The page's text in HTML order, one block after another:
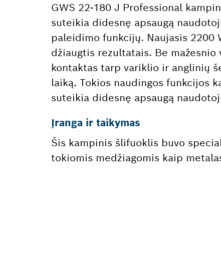
GWS 22-180 J Professional
suteikia didesnę apsaugą
paleidimo funkcijų. Naujasis
džiaugtis rezultatais. Be
kontaktas tarp variklio ir anglinių
laiką. Tokios naudingos funkcijos
suteikia didesnę apsaugą
Įranga ir taikymas
Šis kampinis šlifuoklis buvo
tokiomis medžiagomis kaip